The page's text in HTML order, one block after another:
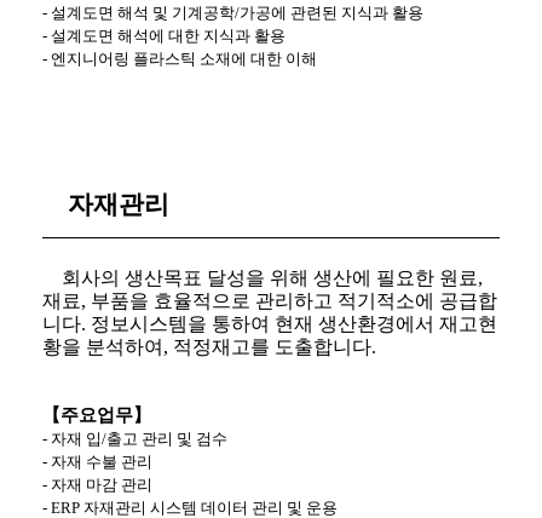
- 설계도면 해석 및 기계공학/가공에 관련된 지식과 활용
- 설계도면 해석에 대한 지식과 활용
- 엔지니어링 플라스틱 소재에 대한 이해
자재관리
회사의 생산목표 달성을 위해 생산에 필요한 원료,
재료, 부품을 효율적으로 관리하고 적기적소에 공급합
니다. 정보시스템을 통하여 현재 생산환경에서 재고현
황을 분석하여 , 적정재고를 도출합니다.
【주요업무】
- 자재 입/출고 관리 및 검수
- 자재 수불 관리
- 자재 마감 관리
- ERP 자재관리 시스템 데이터 관리 및 운용